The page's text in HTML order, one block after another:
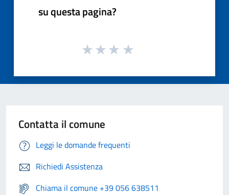
su questa pagina?
Contatta il comune
Leggi le domande frequenti
Richiedi Assistenza
Chiama il comune +39 056 638511